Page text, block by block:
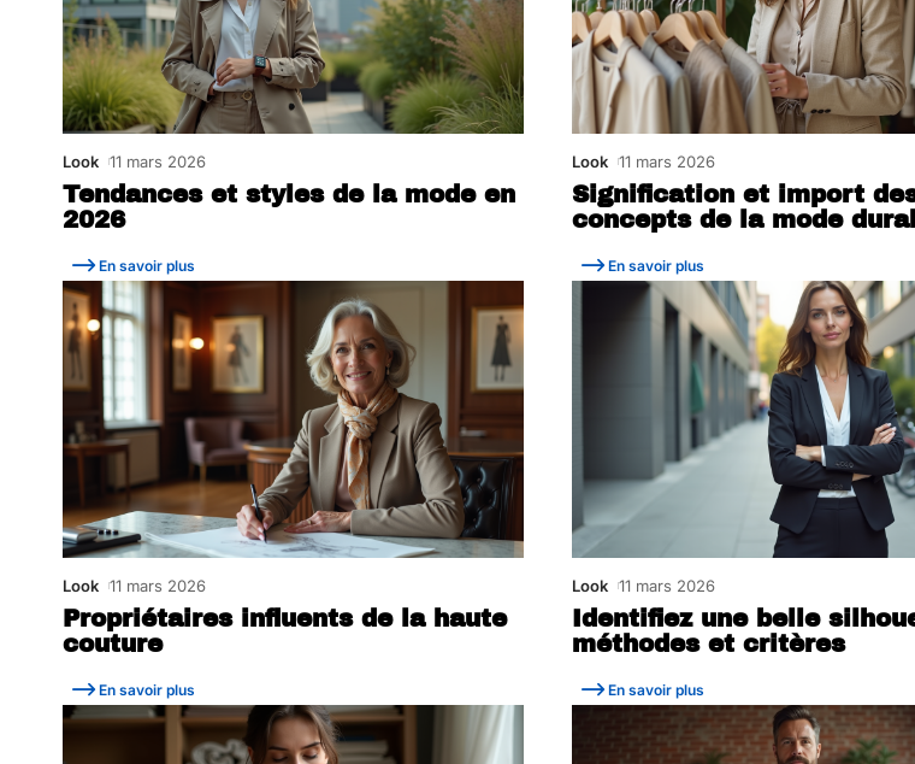
Tendances et styles de la mode en
2026
Look 11 mars 2026
En savoir plus
Signification et import
concepts de la mode
Look 11 mars 2026
En savoir plus
Propriétaires influents de la haute
couture
Look 11 mars 2026
En savoir plus
Identifiez une belle
méthodes et critères
Look 11 mars 2026
En savoir plus